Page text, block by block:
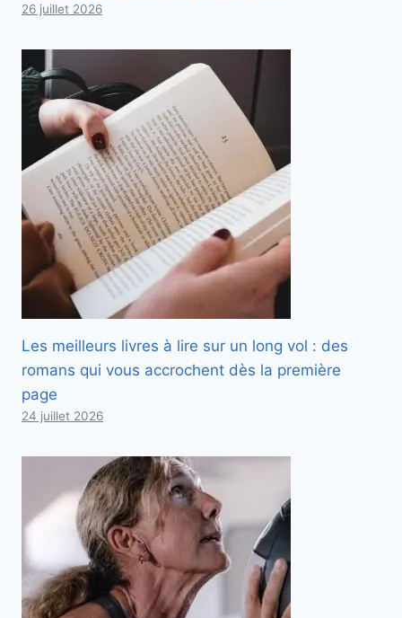
26 juillet 2026
Les meilleurs livres à lire sur un long vol : des
romans qui vous accrochent dès la première
page
24 juillet 2026